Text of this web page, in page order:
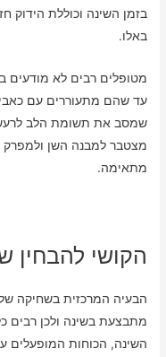
בזמן השינה וכוללת הידוק
באלו.
מטופלים רבים לא מודעים
עד שהם מתעוררים עם כאבי
שמסב את תשומת הלב
מצטבר למבנה השן ולמפרק
מתאימה.
הקושי להבחין
הבעיה המרכזית בשחיקה
מתבצעת בשינה ולכן רבים
השינה, הכוחות המופעלים